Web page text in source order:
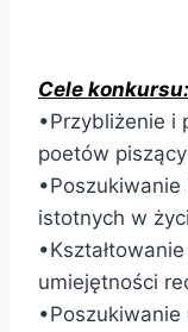
Cele konkursu:
•Przybliżenie i
poetów
istotnych w
umiejętności